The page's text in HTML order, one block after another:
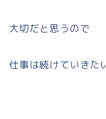
大切だと思うので
仕事は続けていきた